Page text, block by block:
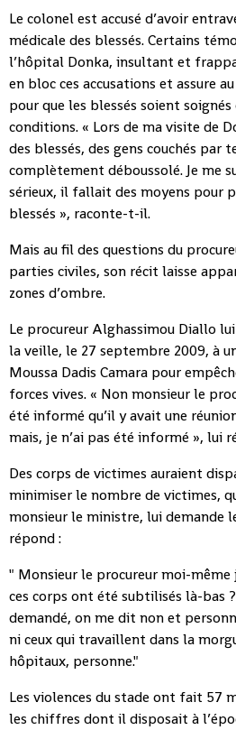
Le colonel est accusé d’avoir
médicale des blessés. Certains
l’hôpital Donka, insultant et
en bloc ces accusations et assure
pour que les blessés soient
conditions. « Lors de ma visite de
des blessés, des gens couchés par
complètement déboussolé. Je me
sérieux, il fallait des moyens pour
blessés », raconte-t-il.
Mais au fil des questions du
parties civiles, son récit laisse
zones d’ombre.
Le procureur Alghassimou Diallo
la veille, le 27 septembre 2009, à
Moussa Dadis Camara pour
forces vives. « Non monsieur le
été informé qu’il y avait une
mais, je n’ai pas été informé », lui
Des corps de victimes auraient
minimiser le nombre de victimes,
monsieur le ministre, lui demande
répond :
" Monsieur le procureur moi-même
ces corps ont été subtilisés là-bas
demandé, on me dit non et
ni ceux qui travaillent dans la
hôpitaux, personne."
Les violences du stade ont fait 57
les chiffres dont il disposait à